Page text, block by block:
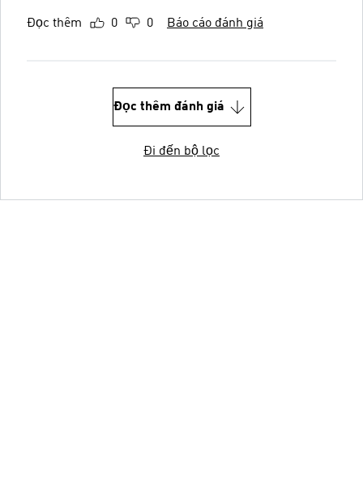
Đọc thêm 0 0 Báo cáo đánh giá
Đọc thêm đánh giá
Đi đến bộ lọc